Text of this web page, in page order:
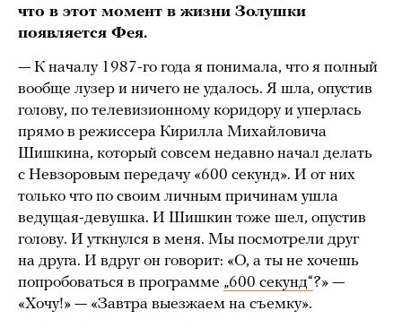
что в этот момент в жизни Золушки
появляется Фея.
— К началу 1987-го года я понимала, что я полный
вообще лузер и ничего не удалось. Я шла, опустив
голову, по телевизионному коридору и уперлась
прямо в режиссера Кирилла Михайловича
Шишкина, который совсем недавно начал делать
с Невзоровым передачу «600 секунд». И от них
только что по своим личным причинам ушла
ведущая-девушка. И Шишкин тоже шел, опустив
голову. И уткнулся в меня. Мы посмотрели друг
на друга. И вдруг он говорит: «О, а ты не хочешь
попробоваться в программе „600 секунд“?» —
«Хочу!» — «Завтра выезжаем на съемку».